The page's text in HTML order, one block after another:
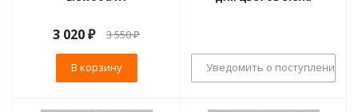
3 020₽ 3 550₽
В корзину Уведомить о поступлении